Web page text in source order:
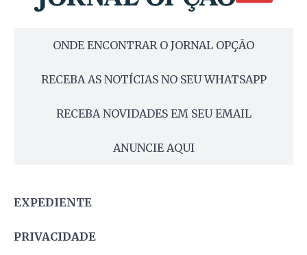
ONDE ENCONTRAR O JORNAL OPÇÃO
RECEBA AS NOTÍCIAS NO SEU WHATSAPP
RECEBA NOVIDADES EM SEU EMAIL
ANUNCIE AQUI
EXPEDIENTE
PRIVACIDADE